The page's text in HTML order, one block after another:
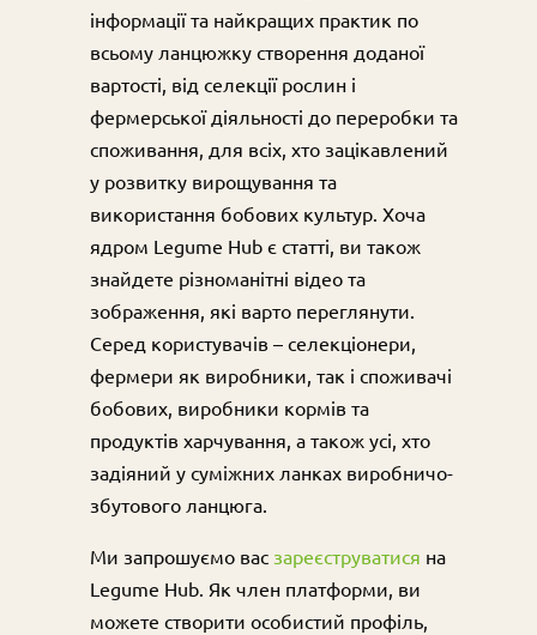
інформації та найкращих практик по
всьому ланцюжку створення доданої
вартості, від селекції рослин і
фермерської діяльності до переробки та
споживання, для всіх, хто зацікавлений
у розвитку вирощування та
використання бобових культур. Хоча
ядром Legume Hub є статті, ви також
знайдете різноманітні відео та
зображення, які варто переглянути.
Серед користувачів – селекціонери,
фермери як виробники, так і споживачі
бобових, виробники кормів та
продуктів харчування, а також усі, хто
задіяний у суміжних ланках виробничо-
збутового ланцюга.
Ми запрошуємо вас зареєструватися на
Legume Hub. Як член платформи, ви
можете створити особистий профіль,